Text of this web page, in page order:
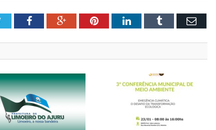
TwitterFacebookGoogle+PinterestLinkedInTumblr Email